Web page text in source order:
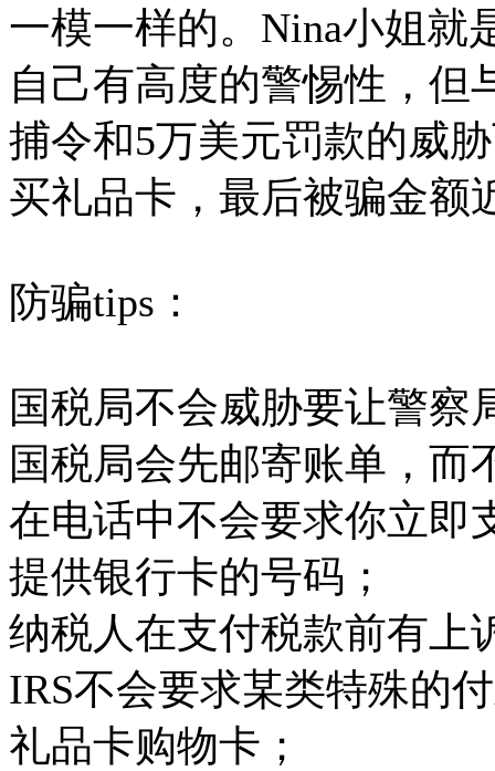
一模一样的。Nina小姐就
自己有高度的警惕性，但
捕令和5万美元罚款的威
买礼品卡，最后被骗金额
防骗tips：
国税局不会威胁要让警察
国税局会先邮寄账单，而
在电话中不会要求你立即
提供银行卡的号码；
纳税人在支付税款前有上
IRS不会要求某类特殊的
礼品卡购物卡；